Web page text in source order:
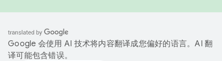
Google 会使用 AI 技术将内容翻译成您偏好的语言。AI 翻
译可能包含错误。